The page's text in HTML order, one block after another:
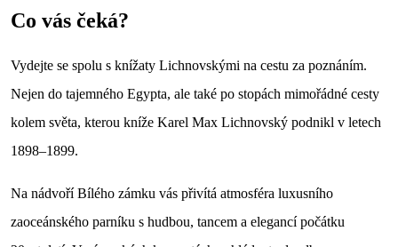
Co vás čeká?
Vydejte se spolu s knížaty Lichnovskými na cestu za poznáním.
Nejen do tajemného Egypta, ale také po stopách mimořádné cesty
kolem světa, kterou kníže Karel Max Lichnovský podnikl v letech
1898–1899.
Na nádvoří Bílého zámku vás přivítá atmosféra luxusního
zaoceánského parníku s hudbou, tancem a elegancí počátku